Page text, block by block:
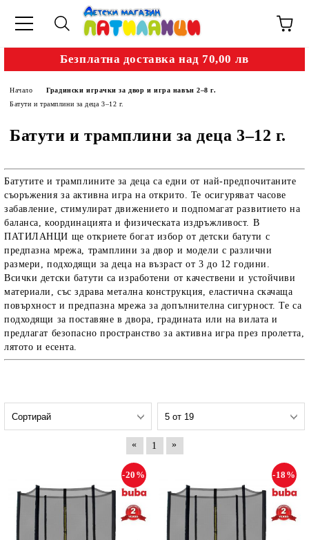
Безплатна доставка над 70,00 лв
Начало
Градински играчки за двор и игра навън 2–8 г.
Батути и трамплини за деца 3–12 г.
Батути и трамплини за деца 3–12 г.
Батутите и трамплините за деца са едни от най-предпочитаните
съоръжения за активна игра на открито. Те осигуряват часове
забавление, стимулират движението и подпомагат развитието на
баланса, координацията и физическата издръжливост. В
ПАТИЛАНЦИ ще откриете богат избор от детски батути с
предпазна мрежа, трамплини за двор и модели с различни
размери , подходящи за деца на възраст от 3 до 12 години .
Всички детски батути са изработени от качествени и устойчиви
материали, със здрава метална конструкция, еластична скачаща
повърхност и предпазна мрежа за допълнителна сигурност. Те са
подходящи за поставяне в двора, градината или на вилата и
предлагат безопасно пространство за активна игра през пролетта,
лятото и есента.
« 1 »
-20% -18%